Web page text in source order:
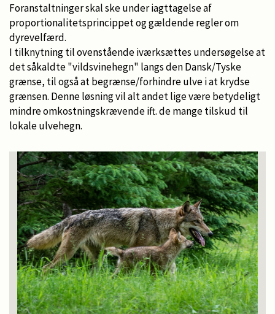
Foranstaltninger skal ske under iagttagelse af
proportionalitetsprincippet og gældende regler om
dyrevelfærd.
I tilknytning til ovenstående iværksættes undersøgelse at
det såkaldte "vildsvinehegn" langs den Dansk/Tyske
grænse, til også at begrænse/forhindre ulve i at krydse
grænsen. Denne løsning vil alt andet lige være betydeligt
mindre omkostningskrævende ift. de mange tilskud til
lokale ulvehegn.